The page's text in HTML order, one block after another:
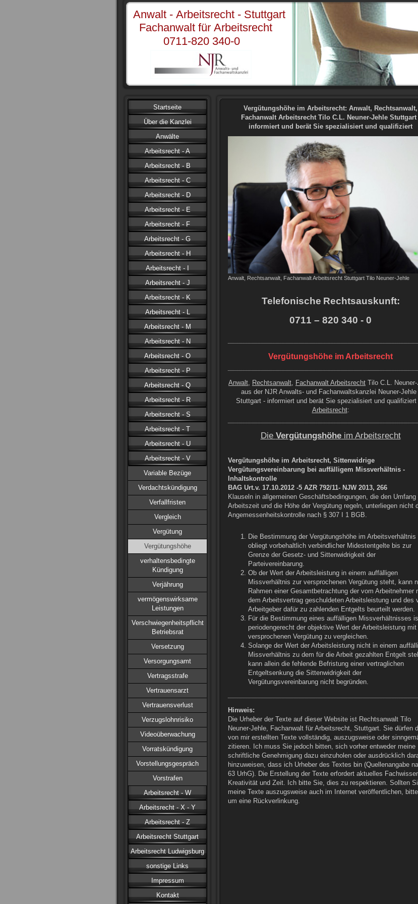
Anwalt - Arbeitsrecht - Stuttgart
Fachanwalt für Arbeitsrecht
0711-820 340-0
Startseite
Über die Kanzlei
Anwälte
Arbeitsrecht - A
Arbeitsrecht - B
Arbeitsrecht - C
Arbeitsrecht - D
Arbeitsrecht - E
Arbeitsrecht - F
Arbeitsrecht - G
Arbeitsrecht - H
Arbeitsrecht - I
Arbeitsrecht - J
Arbeitsrecht - K
Arbeitsrecht - L
Arbeitsrecht - M
Arbeitsrecht - N
Arbeitsrecht - O
Arbeitsrecht - P
Arbeitsrecht - Q
Arbeitsrecht - R
Arbeitsrecht - S
Arbeitsrecht - T
Arbeitsrecht - U
Arbeitsrecht - V
Variable Bezüge
Verdachtskündigung
Verfallfristen
Vergleich
Vergütung
Vergütungshöhe
verhaltensbedingte
Kündigung
Verjährung
vermögenswirksame
Leistungen
Verschwiegenheitspflicht
Betriebsrat
Versetzung
Versorgungsamt
Vertragsstrafe
Vertrauensarzt
Vertrauensverlust
Verzugslohnrisiko
Videoüberwachung
Vorratskündigung
Vorstellungsgespräch
Vorstrafen
Arbeitsrecht - W
Arbeitsrecht - X - Y
Arbeitsrecht - Z
Arbeitsrecht Stuttgart
Arbeitsrecht Ludwigsburg
sonstige Links
Impressum
Kontakt
Vergütungshöhe im Arbeitsrecht: Anwalt, Rechtsanwalt,
Fachanwalt Arbeitsrecht Tilo C.L. Neuner-Jehle Stuttgart
informiert und berät Sie spezialisiert und qualifiziert
Anwalt, Rechtsanwalt, Fachanwalt Arbeitsrecht Stuttgart Tilo Neuner-Jehle
Telefonische Rechtsauskunft:
0711 – 820 340 - 0
Vergütungshöhe im Arbeitsrecht
Anwalt, Rechtsanwalt, Fachanwalt Arbeitsrecht Tilo C.L.
aus der NJR Anwalts- und Fachanwaltskanzlei Neuner-Jehle
Stuttgart - informiert und berät Sie spezialisiert und qualifiziert
Arbeitsrecht:
Die Vergütungshöheim Arbeitsrecht
Vergütungshöhe im Arbeitsrecht, Sittenwidrige
Vergütungsvereinbarung bei auffälligem Missverhältnis -
Inhaltskontrolle
BAG Urt.v. 17.10.2012 -5 AZR 792/11- NJW 2013, 266
Klauseln in allgemeinen Geschäftsbedingungen, die den Umfang
Arbeitszeit und die Höhe der Vergütung regeln, unterliegen nicht
Angemessenheitskontrolle nach § 307 I 1 BGB.
Die Bestimmung der Vergütungshöhe im Arbeitsverhältnis
obliegt vorbehaltlich verbindlicher Midestentgelte bis zur
Grenze der Gesetz- und Sittenwidrigkeit der
Parteivereinbarung.
Ob der Wert der Arbeitsleistung in einem auffälligen
Missverhältnis zur versprochenen Vergütung steht, kann
Rahmen einer Gesamtbetrachtung der vom Arbeitnehmer
dem Arbeitsvertrag geschuldeten Arbeitsleistung und des
Arbeitgeber dafür zu zahlenden Entgelts beurteilt werden.
Für die Bestimmung eines auffälligen Missverhältnisses
periodengerecht der objektive Wert der Arbeitsleistung mit
versprochenen Vergütung zu vergleichen.
Solange der Wert der Arbeitsleistung nicht in einem
Missverhältnis zu dem für die Arbeit gezahlten Entgelt
kann allein die fehlende Befristung einer vertraglichen
Entgeltsenkung die Sittenwidrigkeit der
Vergütungsvereinbarung nicht begründen.
Hinweis:
Die Urheber der Texte auf dieser Website ist Rechtsanwalt Tilo
Neuner-Jehle, Fachanwalt für Arbeitsrecht, Stuttgart. Sie dürfen
von mir erstellten Texte vollständig, auszugsweise oder
zitieren. Ich muss Sie jedoch bitten, sich vorher entweder meine
schriftliche Genehmigung dazu einzuholen oder ausdrücklich
hinzuweisen, dass ich Urheber des Textes bin (Quellenangabe
63 UrhG). Die Erstellung der Texte erfordert aktuelles
Kreativität und Zeit. Ich bitte Sie, dies zu respektieren. Sollten
meine Texte auszugsweise auch im Internet veröffentlichen,
um eine Rückverlinkung.